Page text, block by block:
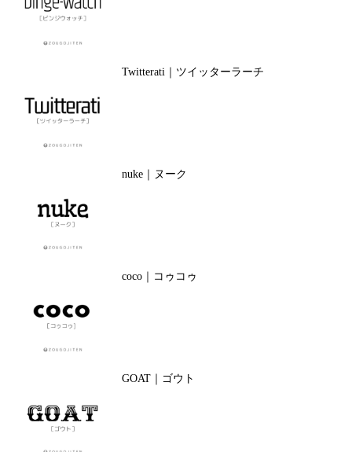
Twitterati｜ツイッターラーチ
nuke｜ヌーク
coco｜コゥコゥ
GOAT｜ゴウト